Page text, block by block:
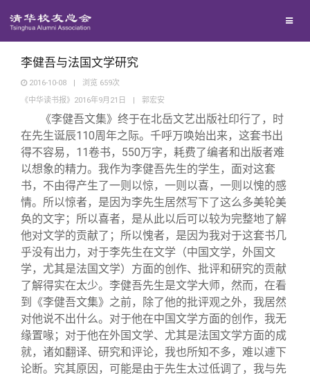
西南联大校友会
义工计划
新媒体平台
青春风采
校友文苑
校友讲坛
校友视界
校友服务
终身学习
信息化服务
三创大赛
校友总会
总会简介
会长致辞
关闭
李健吾与法国文学研究
2016-10-08 | 浏览 659次
《中华读书报》2016年9月21日
| 郭宏安
《李健吾文集》终于在北岳文艺出版社印行了，时
在先生诞辰110周年之际。千呼万唤始出来，这套书出
得不容易，11卷书，550万字，耗费了编者和出版者难
以想象的精力。我作为李健吾先生的学生，面对这套
书，不由得产生了一则以惊，一则以喜，一则以愧的感
情。所以惊者，是因为李先生居然写下了这么多美轮美
奂的文字；所以喜者，是从此以后可以较为完整地了解
他对文学的贡献了；所以愧者，是因为我对于这套书几
乎没有出力，对于李先生在文学（中国文学，外国文
学，尤其是法国文学）方面的创作、批评和研究的贡献
了解得实在太少。李健吾先生是文学大师，然而，在看
到《李健吾文集》之前，除了他的批评观之外，我居然
对他说不出什么。对于他在中国文学方面的创作，我无
缘置喙；对于他在外国文学、尤其是法国文学方面的成
就，诸如翻译、研究和评论，我也所知不多，难以遽下
论断。究其原因，可能是由于先生太过低调了，我与先